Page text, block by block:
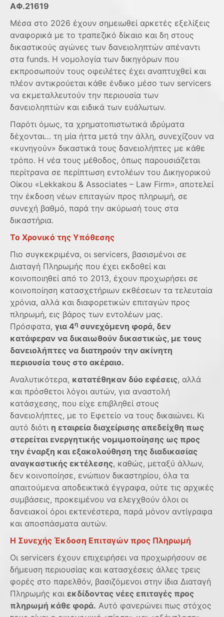
ΑΦ.21619
Μέσα στο 2026 έχουν σημειωθεί αρκετές εξελίξεις
αναφορικά με το τραπεζικό δίκαιο και δη στους
δικαστικούς αγώνες των δανειοληπτών απέναντι
στα funds. Η νομολογία των δικηγόρων που
εκπροσωπούν τους οφειλέτες έχει αναπτυχθεί και
πλέον αντικρούεται κάθε ένδικο μέσο των servicers
να εκμεταλλευτούν την περιουσία των
δανειοληπτών και ειδικά των ευάλωτων.
Παρότι όμως, τα χρηματοπιστωτικά ιδρύματα
δέχονται… τη μία ήττα μετά την άλλη, συνεχίζουν να
«κυνηγούν» δικαστικά τους δανειολήπτες με κάθε
τρόπο. Η νέα τους μέθοδος, όπως παρουσιάζεται
περίτρανα σε περίπτωση εντολέων του Δικηγορικού
Οίκου «Lekkakou & Associates – Law Firm», αποτελεί
την έκδοση νέων επιταγών προς πληρωμή, σε
συνεχή βαθμό, παρά την ακύρωσή τους στα
δικαστήρια.
Το Χρονικό της Υπόθεσης
Πιο συγκεκριμένα, οι servicers, βασισμένοι σε
Διαταγή Πληρωμής που έχει εκδοθεί και
κοινοποιηθεί από το 2013, έχουν προχωρήσει σε
κοινοποίηση κατασχετήριων εκθέσεων τα τελευταία
χρόνια, αλλά και διαφορετικών επιταγών προς
πληρωμή, εις βάρος των εντολέων μας.
Πρόσφατα, για 4η συνεχόμενη φορά, δεν
κατάφεραν να δικαιωθούν δικαστικώς, με τους
δανειολήπτες να διατηρούν την ακίνητη
περιουσία τους στο ακέραιο.
Αναλυτικότερα, κατατέθηκαν δύο εφέσεις, αλλά
και πρόσθετοι λόγοι αυτών, για αναστολή
κατάσχεσης, που είχε επιβληθεί στους
δανειολήπτες, με το Εφετείο να τους δικαιώνει. Κι
αυτό διότι η εταιρεία διαχείρισης απεδείχθη πως
στερείται ενεργητικής νομιμοποίησης ως προς
την έναρξη και εξακολούθηση της διαδικασίας
αναγκαστικής εκτέλεσης, καθώς, μεταξύ άλλων,
δεν κοινοποίησε, ενώπιον δικαστηρίου, όλα τα
απαιτούμενα αποδεικτικά έγγραφα, ούτε τις αρχικές
συμβάσεις, προκειμένου να ελεγχθούν όλοι οι
δανειακοί όροι εκτενέστερα, παρά μόνον αντίγραφα
και αποσπάσματα αυτών.
Η Συνεχής Έκδοση Επιταγών προς Πληρωμή
Οι servicers έχουν επιχειρήσει να προχωρήσουν σε
δήμευση περιουσίας και κατασχέσεις άλλες τρεις
φορές στο παρελθόν, βασιζόμενοι στην ίδια Διαταγή
Πληρωμής και εκδίδοντας νέες επιταγές προς
πληρωμή κάθε φορά. Αυτό φανερώνει πως στόχος